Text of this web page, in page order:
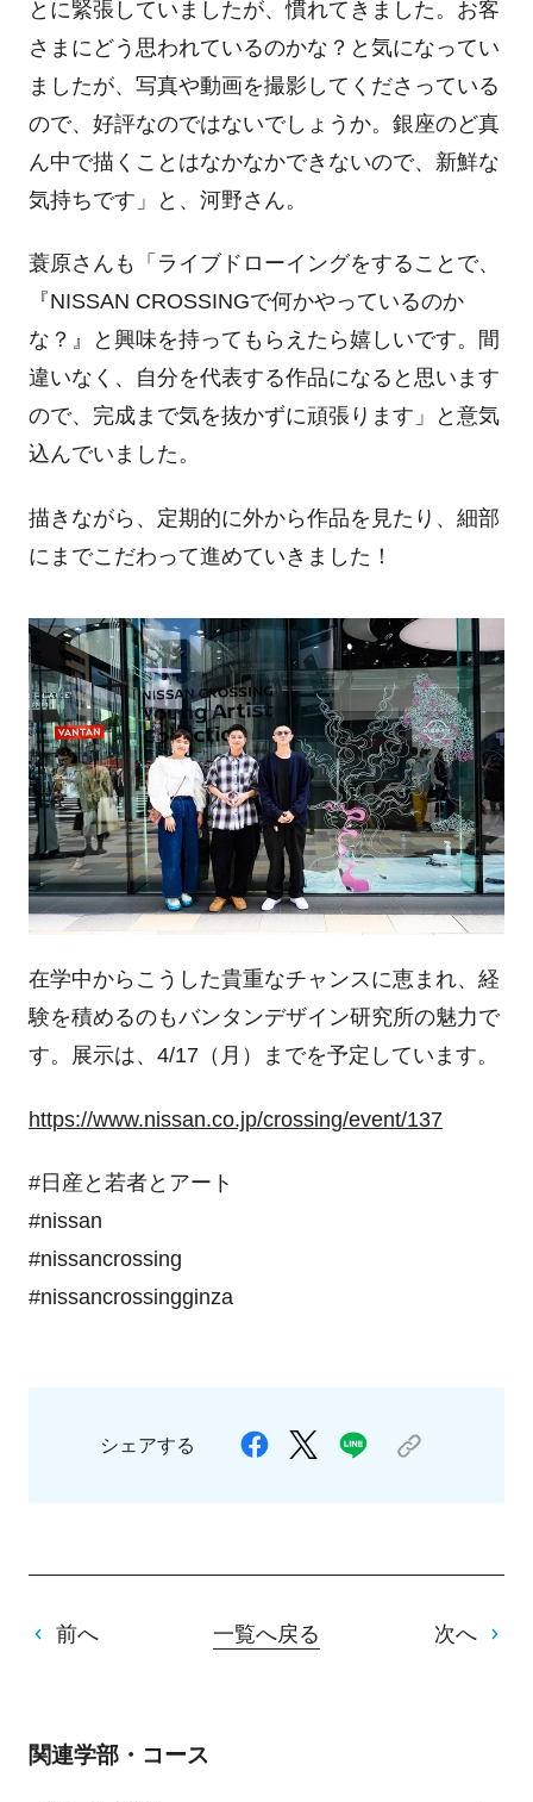
とに緊張していましたが、慣れてきました。お客
さまにどう思われているのかな？と気になってい
ましたが、写真や動画を撮影してくださっている
ので、好評なのではないでしょうか。銀座のど真
ん中で描くことはなかなかできないので、新鮮な
気持ちです」と、河野さん。
蓑原さんも「ライブドローイングをすることで、
『NISSAN CROSSINGで何かやっているのか
な？』と興味を持ってもらえたら嬉しいです。間
違いなく、自分を代表する作品になると思います
ので、完成まで気を抜かずに頑張ります」と意気
込んでいました。
描きながら、定期的に外から作品を見たり、細部
にまでこだわって進めていきました！
在学中からこうした貴重なチャンスに恵まれ、経
験を積めるのもバンタンデザイン研究所の魅力で
す。展示は、4/17（月）までを予定しています。
https://www.nissan.co.jp/crossing/event/137
#日産と若者とアート
#nissan
#nissancrossing
#nissancrossingginza
シェアする
前へ 一覧へ戻る 次へ
関連学部・コース